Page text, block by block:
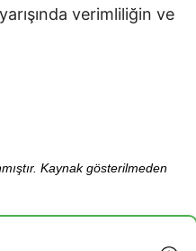
verimliliğin ve
Kaynak gösterilmeden